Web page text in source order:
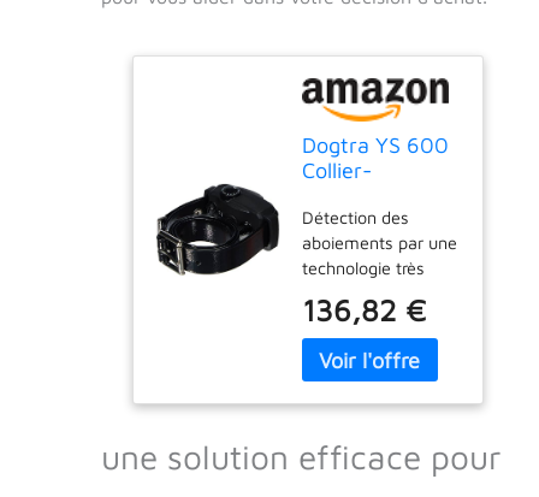
Dogtra YS 600
Collier-
Chargeur pour
Chien
Détection des
aboiements par une
technologie très
de stimulation
électrique Pager
(vibration sans
Accu Li-Po
rechargeable en 2
136,82 €
une solution efficace pour